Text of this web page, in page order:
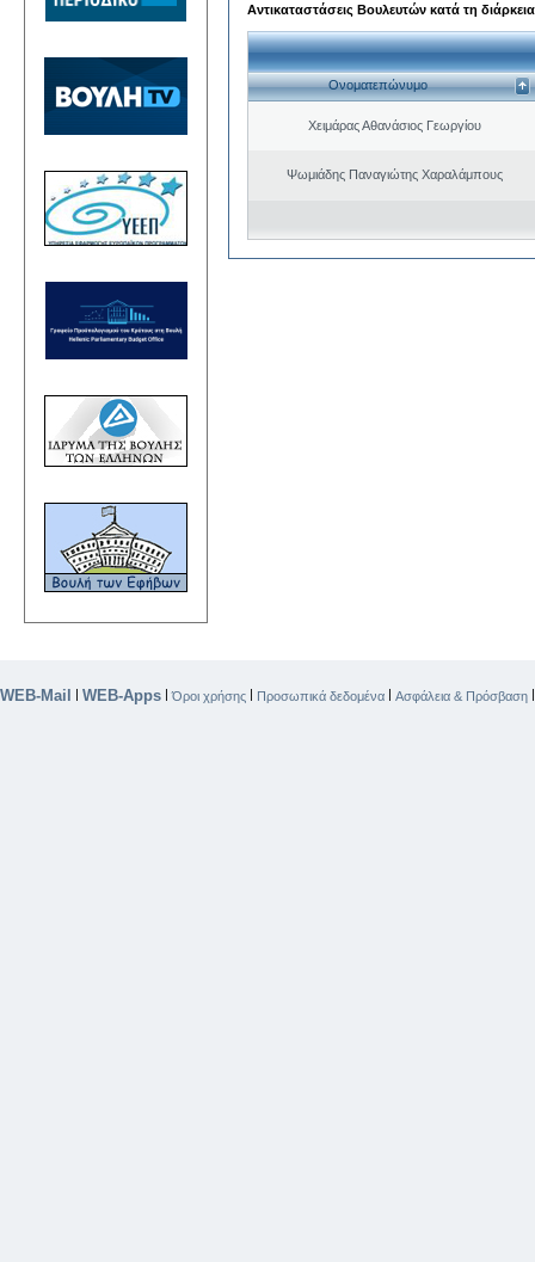
Αντικαταστάσεις Βουλευτών κατά τη
Ονοματεπώνυμο
Χειμάρας Αθανάσιος Γεωργίου
Ψωμιάδης Παναγιώτης Χαραλάμπους
WEB-Mail WEB-Apps |Όροι χρήσης Προσωπικά δεδομένα Ασφάλεια & Πρόσβαση